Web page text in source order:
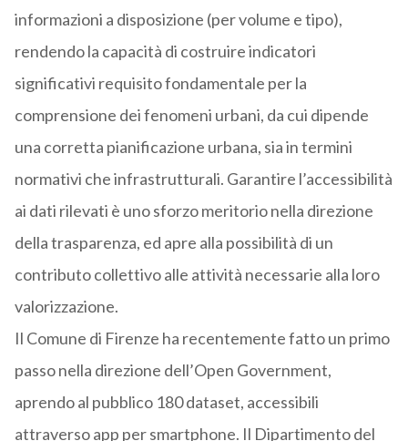
informazioni a disposizione (per volume e tipo),
rendendo la capacità di costruire indicatori
significativi requisito fondamentale per la
comprensione dei fenomeni urbani, da cui dipende
una corretta pianificazione urbana, sia in termini
normativi che infrastrutturali. Garantire l’accessibilità
ai dati rilevati è uno sforzo meritorio nella direzione
della trasparenza, ed apre alla possibilità di un
contributo collettivo alle attività necessarie alla loro
valorizzazione.
Il Comune di Firenze ha recentemente fatto un primo
passo nella direzione dell’Open Government,
aprendo al pubblico 180 dataset, accessibili
attraverso app per smartphone. Il Dipartimento del